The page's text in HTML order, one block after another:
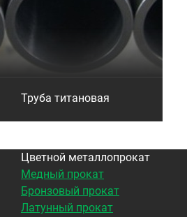
Труба титановая
Цветной металлопрокат
Медный прокат
Бронзовый прокат
Латунный прокат